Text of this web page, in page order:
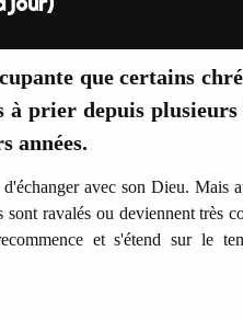
que certains
à prier depuis
années.
avec son Dieu. Mais
sont ravalés ou deviennent très
et s'étend sur le